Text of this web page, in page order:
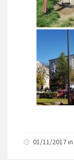
01/11/2017in